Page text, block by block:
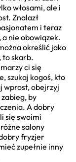
włosami, ale i
Znalazł
i teraz
nie obowiązek.
określić jako
to skarb.
ci się
szukaj kogoś, kto
wprost, obejrzyj
by
A dobry
się swoimi
salony
fryzjer
zupełnie inny